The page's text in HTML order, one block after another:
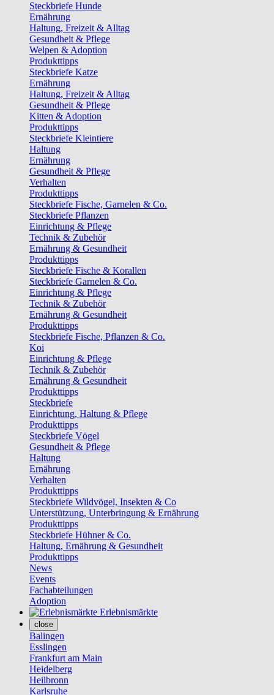
Steckbriefe Hunde
Ernährung
Haltung, Freizeit & Alltag
Gesundheit & Pflege
Welpen & Adoption
Produkttipps
Steckbriefe Katze
Ernährung
Haltung, Freizeit & Alltag
Gesundheit & Pflege
Kitten & Adoption
Produkttipps
Steckbriefe Kleintiere
Haltung
Ernährung
Gesundheit & Pflege
Verhalten
Produkttipps
Steckbriefe Fische, Garnelen & Co.
Steckbriefe Pflanzen
Einrichtung & Pflege
Technik & Zubehör
Ernährung & Gesundheit
Produkttipps
Steckbriefe Fische & Korallen
Steckbriefe Garnelen & Co.
Einrichtung & Pflege
Technik & Zubehör
Ernährung & Gesundheit
Produkttipps
Steckbriefe Fische, Pflanzen & Co.
Koi
Einrichtung & Pflege
Technik & Zubehör
Ernährung & Gesundheit
Produkttipps
Steckbriefe
Einrichtung, Haltung & Pflege
Produkttipps
Steckbriefe Vögel
Gesundheit & Pflege
Haltung
Ernährung
Verhalten
Produkttipps
Steckbriefe Wildvögel, Insekten & Co
Unterstützung, Unterbringung & Ernährung
Produkttipps
Steckbriefe Hühner & Co.
Haltung, Ernährung & Gesundheit
Produkttipps
News
Events
Fachabteilungen
Adoption
Erlebnismärkte
close
Balingen
Esslingen
Frankfurt am Main
Heidelberg
Heilbronn
Karlsruhe